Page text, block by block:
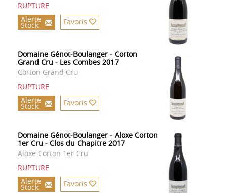
RUPTURE
Alerte
Stock Favoris
Domaine Génot-Boulanger - Corton
Grand Cru - Les Combes 2017
Corton Grand Cru
RUPTURE
Alerte
Stock Favoris
Domaine Génot-Boulanger - Aloxe Corton
1er Cru - Clos du Chapitre 2017
Aloxe Corton 1er Cru
RUPTURE
Alerte
Stock Favoris